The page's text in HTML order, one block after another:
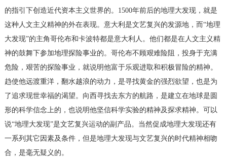
的指引下创造近代资本主义世界的。1500年前后的地理大发现，就是
这种人文主义精神的外在表现。意大利是文艺复兴的发源地，而“地理
大发现”的主角哥伦布和卡波特都是意大利人。他们都是在人文主义精
神的鼓舞下参加地理探险事业的。哥伦布不顾艰难险阻，投身于充满
危险，艰苦的探险事业，就说明他富于乐观进取和积极冒险的精神。
趋使他远渡重洋，翻水越浪的动力，是寻找黄金的强烈欲望，也是为
了追求现世幸福的渴望。向西寻找去东方的航路，是建立在地球是圆
形的科学信念上的，也说明他坚信科学实验的精神及探求精神。可以
说“地理大发现”是文艺复兴运动的副产品。当然促成地理大发现还有
一系列其它因素及条件，但是地理大发现与文艺复兴的时代精神相吻
合，是毫无疑义的。